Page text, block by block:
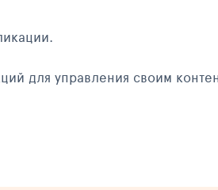
для управления своим